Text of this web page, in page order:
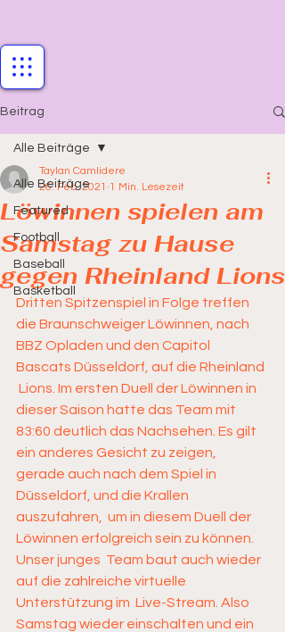
Beitrag
Alle Beiträge
Featured
Football
Baseball
Basketball
Alle Beiträge
Löwinnen spielen am
Samstag zu Hause
gegen Rheinland Lions
Taylan Camlidere
26. Feb. 2021 1 Min. Lesezeit
Dritten Spitzenspiel in Folge treffen
die Braunschweiger Löwinnen, nach
BBZ Opladen und den Capitol
Bascats Düsseldorf, auf die Rheinland
Lions. Im ersten Duell der Löwinnen in
dieser Saison hatte das Team mit
83:60 deutlich das Nachsehen. Es gilt
ein anderes Gesicht zu zeigen,
gerade auch nach dem Spiel in
Düsseldorf, und die Krallen
auszufahren,  um in diesem Duell der
Löwinnen erfolgreich sein zu können.
Unser junges  Team baut auch wieder
auf die zahlreiche virtuelle
Unterstützung im  Live-Stream. Also
Samstag wieder einschalten und ein